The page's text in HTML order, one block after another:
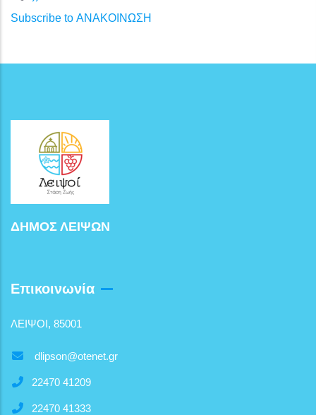
Subscribe to ΑΝΑΚΟΙΝΩΣΗ
ΔΗΜΟΣ ΛΕΙΨΩΝ
Επικοινωνία
ΛΕΙΨΟΙ, 85001
dlipson@otenet.gr
22470 41209
22470 41333